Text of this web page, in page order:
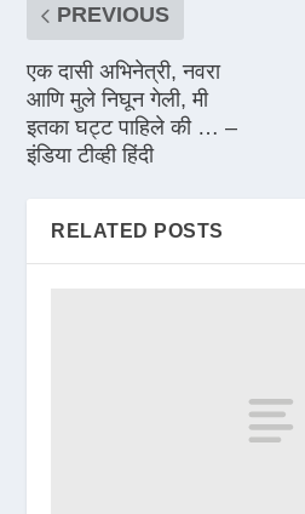
PREVIOUS
एक दासी अभिनेत्री, नवरा
आणि मुले निघून गेली, मी
इतका घट्ट पाहिले की … –
इंडिया टीव्ही हिंदी
RELATED POSTS